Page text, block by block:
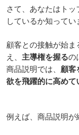
さて、あなたはト
しているか知ってい
顧客との接触が始ま
え、 主導権を握るの
商品説明では、 顧客
欲を飛躍的に高めて
例えば、商品説明が